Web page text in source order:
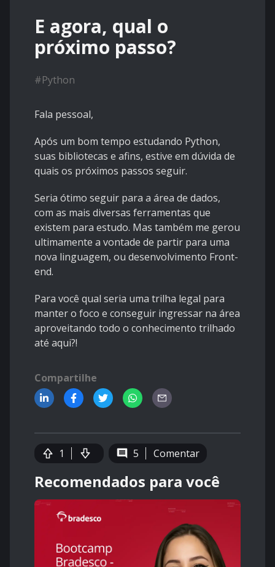
E agora, qual o
próximo passo?
#Python
Fala pessoal,
Após um bom tempo estudando Python,
suas bibliotecas e afins, estive em dúvida de
quais os próximos passos seguir.
Seria ótimo seguir para a área de dados,
com as mais diversas ferramentas que
existem para estudo. Mas também me gerou
ultimamente a vontade de partir para uma
nova linguagem, ou desenvolvimento Front-
end.
Para você qual seria uma trilha legal para
manter o foco e conseguir ingressar na área
aproveitando todo o conhecimento trilhado
até aqui?!
Compartilhe
1 5 Comentar
Recomendados para você